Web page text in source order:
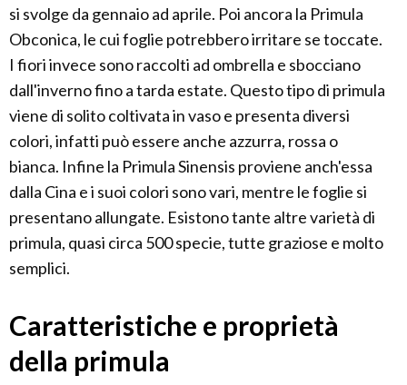
si svolge da gennaio ad aprile. Poi ancora la Primula
Obconica, le cui foglie potrebbero irritare se toccate.
I fiori invece sono raccolti ad ombrella e sbocciano
dall'inverno fino a tarda estate. Questo tipo di primula
viene di solito coltivata in vaso e presenta diversi
colori, infatti può essere anche azzurra, rossa o
bianca. Infine la Primula Sinensis proviene anch'essa
dalla Cina e i suoi colori sono vari, mentre le foglie si
presentano allungate. Esistono tante altre varietà di
primula, quasi circa 500 specie, tutte graziose e molto
semplici.
Caratteristiche e proprietà
della primula